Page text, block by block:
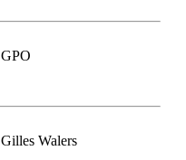
GPO
Gilles Walers